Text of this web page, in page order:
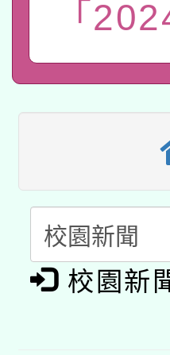
業技術
用水績
動」
115年
桃園市
本校
招甄選
適應運
本館辦
暨閱讀
科技賦
礎課程
A3數位
「數位
「
校園新